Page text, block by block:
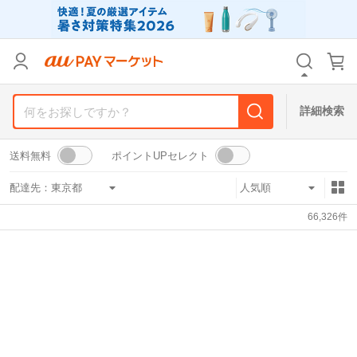
詳細検索
送料無料 ポイントUPセレクト
配達先：
66,326件
カテゴリ すべて
すべて
支払い方法 すべて
その他の条件
カテゴリ すべて
すべて
支払い方法 すべて
その他の条件